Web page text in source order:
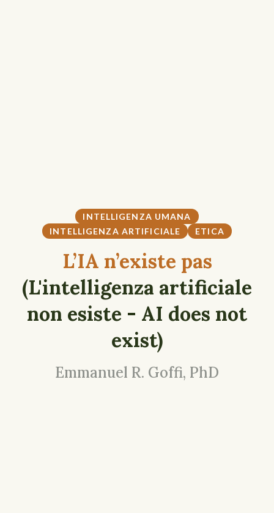
INTELLIGENZA UMANA
INTELLIGENZA ARTIFICIALE
ETICA
L’IA n’existe pas
(L'intelligenza artificiale
non esiste - AI does not
exist)
Emmanuel R. Goffi, PhD